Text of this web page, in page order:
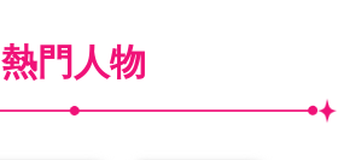
熱門人物